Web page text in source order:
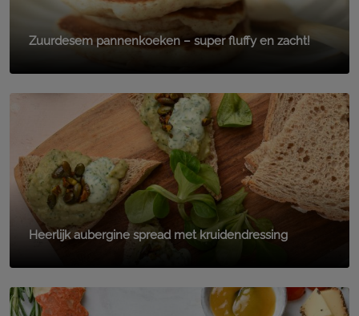
Zuurdesem pannenkoeken – super fluffy en zacht!
Heerlijk aubergine spread met kruidendressing